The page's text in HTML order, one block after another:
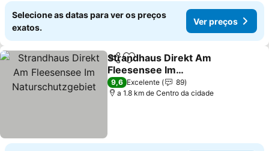
Selecione as datas para ver os preços
exatos.
Ver preços
PartilharAdicionar aos favoritos
Strandhaus Direkt Am
Fleesensee Im
Naturschutzgebiet
Ver preços
9,6 Excelente
89
a 1.8 km de Centro da cidade